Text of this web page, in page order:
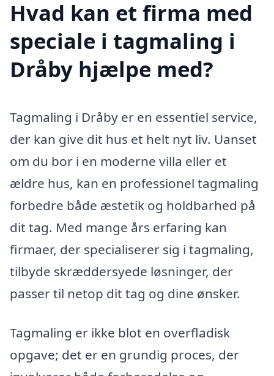
Hvad kan et firma med
speciale i tagmaling i
Dråby hjælpe med?
Tagmaling i Dråby er en essentiel service,
der kan give dit hus et helt nyt liv. Uanset
om du bor i en moderne villa eller et
ældre hus, kan en professionel tagmaling
forbedre både æstetik og holdbarhed på
dit tag. Med mange års erfaring kan
firmaer, der specialiserer sig i tagmaling,
tilbyde skræddersyede løsninger, der
passer til netop dit tag og dine ønsker.
Tagmaling er ikke blot en overfladisk
opgave; det er en grundig proces, der